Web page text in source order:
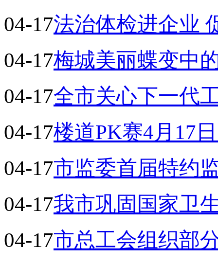
04-17法治体检进企业
04-17梅城美丽蝶变中
04-17全市关心下一代
04-17楼道PK赛4月17
04-17市监委首届特约
04-17我市巩固国家卫
04-17市总工会组织部